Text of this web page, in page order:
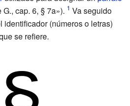
cap. 6, § 7a»).
Va seguido
identificador (números o letras)
se refiere.